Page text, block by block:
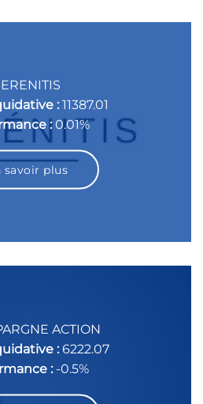
: 11387.01
: 0.01%
savoir plus
ACTION
: 6222.07
: -0.5%